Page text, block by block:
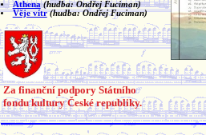
Athena (hudba: Ondřej Fuciman)
Věje vítr (hudba: Ondřej Fuciman)
Za finanční podpory Státního
fondu kultury České republiky.